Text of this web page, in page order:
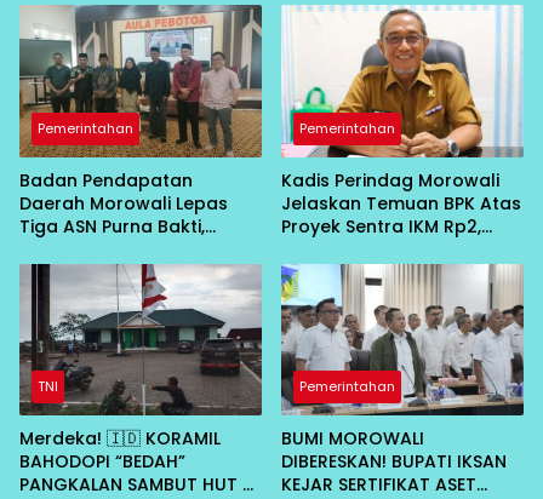
Berbasis Kebersamaan
Pemerintahan
Badan Pendapatan
Daerah Morowali Lepas
Tiga ASN Purna Bakti,
Pengabdian
Pemerintahan
Kadis Perindag Morowali
Jelaskan Temuan BPK Atas
Proyek Sentra IKM Rp2,
TNI
Merdeka! 🇮🇩 KORAMIL
BAHODOPI “BEDAH”
PANGKALAN SAMBUT HUT RI
Pemerintahan
BUMI MOROWALI
DIBERESKAN! BUPATI IKSAN
KEJAR SERTIFIKAT ASET